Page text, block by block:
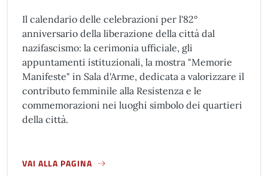
Il calendario delle celebrazioni per l'82°
anniversario della liberazione della città dal
nazifascismo: la cerimonia ufficiale, gli
appuntamenti istituzionali, la mostra "Memorie
Manifeste" in Sala d'Arme, dedicata a valorizzare il
contributo femminile alla Resistenza e le
commemorazioni nei luoghi simbolo dei quartieri
della città.
VAI ALLA PAGINA
A PROPOSITO DI 11 AGOSTO, LE CELEBRAZIONI PER L'82°